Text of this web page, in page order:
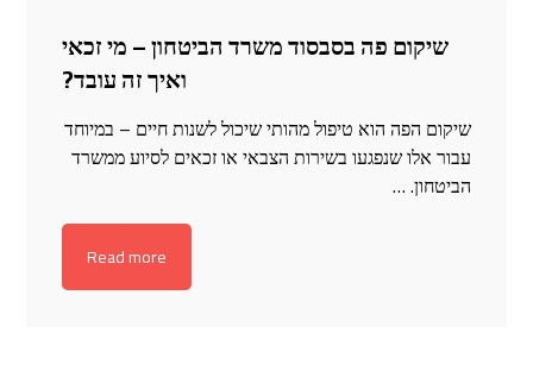
שיקום פה בסבסוד משרד הביטחון – מי זכאי
ואיך זה עובד?
שיקום הפה הוא טיפול מהותי שיכול לשנות חיים – במיוחד
עבור אלו שנפגעו בשירות הצבאי או זכאים לסיוע ממשרד
הביטחון. …
Read more